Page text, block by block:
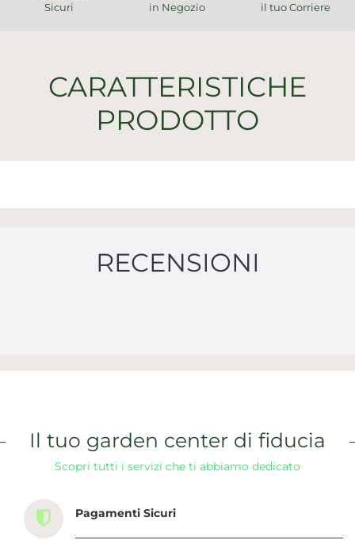
Sicuri
in Negozio
il tuo Corriere
CARATTERISTICHE
PRODOTTO
RECENSIONI
Il tuo garden center di fiducia
Scopri tutti i servizi che ti abbiamo dedicato
Pagamenti Sicuri